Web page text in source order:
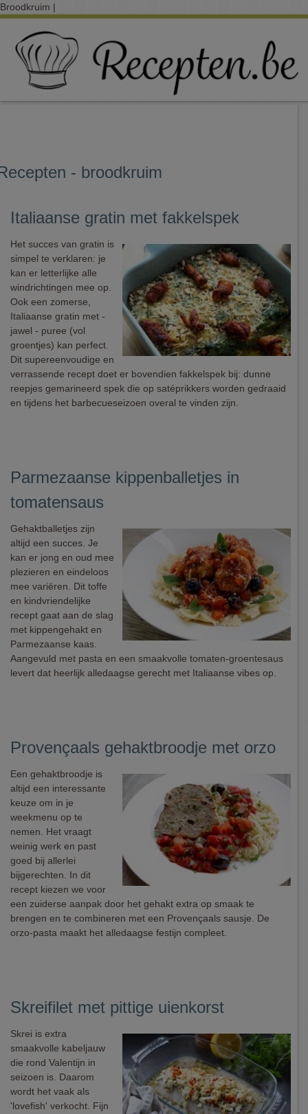
Broodkruim |
- broodkruim
Italiaanse gratin met fakkelspek
Het succes van gratin is
simpel te verklaren: je
kan er letterlijke alle
windrichtingen mee op.
Ook een zomerse,
Italiaanse gratin met -
jawel - puree (vol
groentjes) kan perfect.
Dit supereenvoudige en
verrassende recept doet er bovendien fakkelspek bij: dunne
reepjes gemarineerd spek die op satéprikkers worden gedraaid
en tijdens het barbecueseizoen overal te vinden zijn.
Parmezaanse kippenballetjes in
tomatensaus
Gehaktballetjes zijn
altijd een succes. Je
kan er jong en oud mee
plezieren en eindeloos
mee variëren. Dit toffe
en kindvriendelijke
recept gaat aan de slag
met kippengehakt en
Parmezaanse kaas.
Aangevuld met pasta en een smaakvolle tomaten-groentesaus
levert dat heerlijk alledaagse gerecht met Italiaanse vibes op.
Provençaals gehaktbroodje met orzo
Een gehaktbroodje is
altijd een interessante
keuze om in je
weekmenu op te
nemen. Het vraagt
weinig werk en past
goed bij allerlei
bijgerechten. In dit
recept kiezen we voor
een zuiderse aanpak door het gehakt extra op smaak te
brengen en te combineren met een Provençaals sausje. De
orzo-pasta maakt het alledaagse festijn compleet.
Skreifilet met pittige uienkorst
Skrei is extra
smaakvolle kabeljauw
die rond Valentijn in
seizoen is. Daarom
wordt het vaak als
'lovefish' verkocht. Fijn